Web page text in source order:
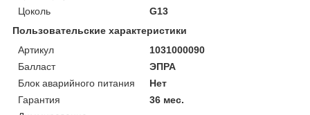
Цоколь
G13
Пользовательские характеристики
Артикул
1031000090
Балласт
ЭПРА
Блок аварийного питания
Нет
Гарантия
36 мес.